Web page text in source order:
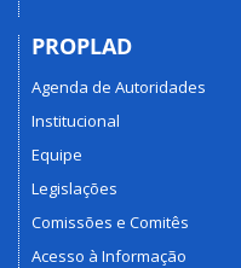
PROPLAD
Agenda de Autoridades
Institucional
Equipe
Legislações
Comissões e Comitês
Acesso à Informação